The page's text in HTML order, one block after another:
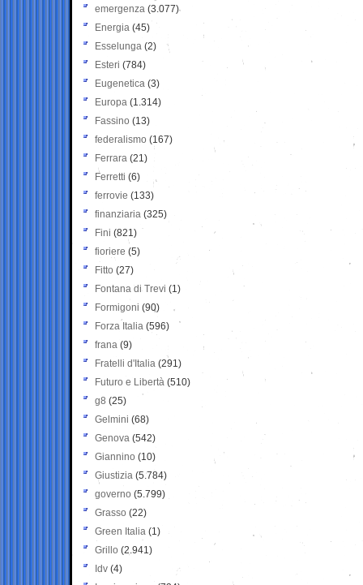
emergenza (3.077)
Energia (45)
Esselunga (2)
Esteri (784)
Eugenetica (3)
Europa (1.314)
Fassino (13)
federalismo (167)
Ferrara (21)
Ferretti (6)
ferrovie (133)
finanziaria (325)
Fini (821)
fioriere (5)
Fitto (27)
Fontana di Trevi (1)
Formigoni (90)
Forza Italia (596)
frana (9)
Fratelli d'Italia (291)
Futuro e Libertà (510)
g8 (25)
Gelmini (68)
Genova (542)
Giannino (10)
Giustizia (5.784)
governo (5.799)
Grasso (22)
Green Italia (1)
Grillo (2.941)
Idv (4)